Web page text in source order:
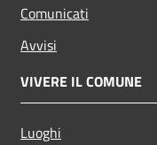
Comunicati
Avvisi
VIVERE IL COMUNE
Luoghi